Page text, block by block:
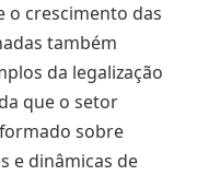
o crescimento das
também
da legalização
que o setor
sobre
e dinâmicas de